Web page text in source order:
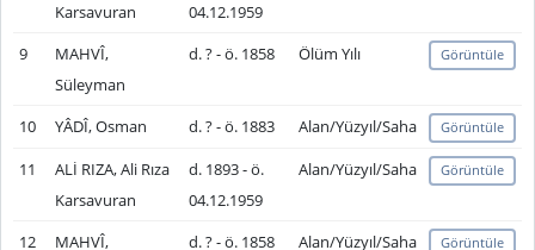
Karsavuran
04.12.1959
9
MAHVÎ,
Süleyman
d. ? - ö. 1858 Ölüm Yılı Görüntüle
10 YÂDÎ, Osman d. ? - ö. 1883 Alan/Yüzyıl/Saha Görüntüle
11
ALİ RIZA, Ali Rıza
Karsavuran
d. 1893 - ö.
04.12.1959
Alan/Yüzyıl/Saha Görüntüle
12
MAHVÎ,
d. ? - ö. 1858 Alan/Yüzyıl/Saha Görüntüle